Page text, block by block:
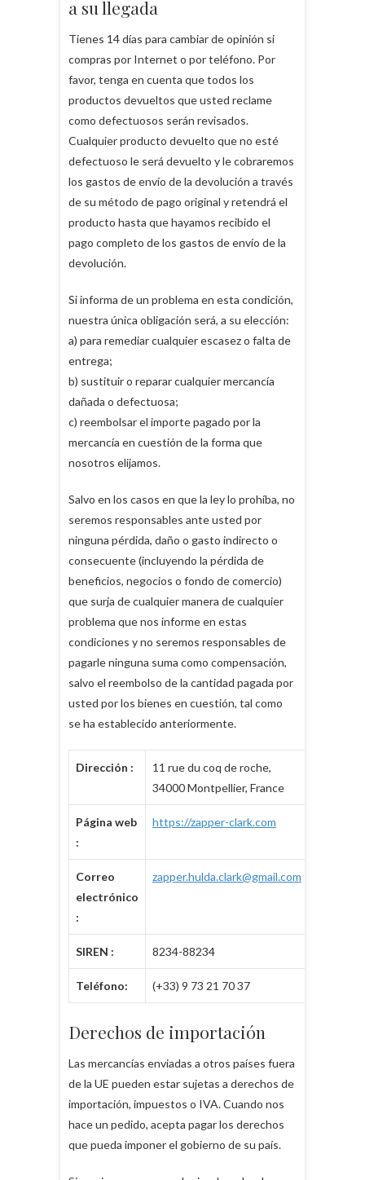
a su llegada
Tienes 14 días para cambiar de opinión si
compras por Internet o por teléfono. Por
favor, tenga en cuenta que todos los
productos devueltos que usted reclame
como defectuosos serán revisados.
Cualquier producto devuelto que no esté
defectuoso le será devuelto y le cobraremos
los gastos de envío de la devolución a través
de su método de pago original y retendrá el
producto hasta que hayamos recibido el
pago completo de los gastos de envío de la
devolución.
Si informa de un problema en esta condición,
nuestra única obligación será, a su elección:
a) para remediar cualquier escasez o falta de
entrega;
b) sustituir o reparar cualquier mercancía
dañada o defectuosa;
c) reembolsar el importe pagado por la
mercancía en cuestión de la forma que
nosotros elijamos.
Salvo en los casos en que la ley lo prohíba, no
seremos responsables ante usted por
ninguna pérdida, daño o gasto indirecto o
consecuente (incluyendo la pérdida de
beneficios, negocios o fondo de comercio)
que surja de cualquier manera de cualquier
problema que nos informe en estas
condiciones y no seremos responsables de
pagarle ninguna suma como compensación,
salvo el reembolso de la cantidad pagada por
usted por los bienes en cuestión, tal como
se ha establecido anteriormente.
Dirección :
11 rue du coq de roche,
34000 Montpellier, France
Página web
:
https://zapper-clark.com
Correo
electrónico
:
zapper.hulda.clark@gmail.com
SIREN : 8234-88234
Teléfono: (+33) 9 73 21 70 37
Derechos de importación
Las mercancías enviadas a otros países fuera
de la UE pueden estar sujetas a derechos de
importación, impuestos o IVA. Cuando nos
hace un pedido, acepta pagar los derechos
que pueda imponer el gobierno de su país.